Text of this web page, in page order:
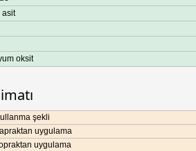
asit
oksit
şekli
uygulama
uygulama